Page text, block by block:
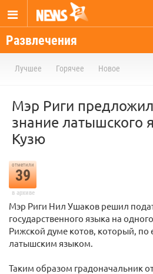
Развлечения
Лучшее Горячее Новое
Мэр Риги
знание латышского
Кузю
отметили
39
в архиве
Мэр Риги Нил Ушаков решил
государственного языка на
Рижской думе котов, который, по
латышским языком.
Таким образом градоначальник